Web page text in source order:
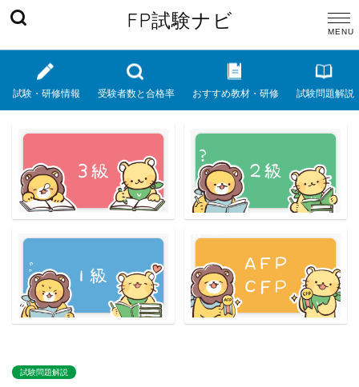
FP試験ナビ
試験・研修情報 受験者数と合格率 おすすめ教材・研修 試験問題解説
試験問題解説